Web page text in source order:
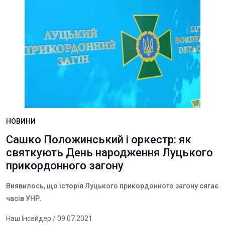
НОВИНИ
Сашко Положинський і оркестр: як
святкують День народження Луцького
прикордонного загону
Виявилось, що історія Луцького прикордонного загону сягає
часів УНР.
Наш Інсайдер / 09.07.2021